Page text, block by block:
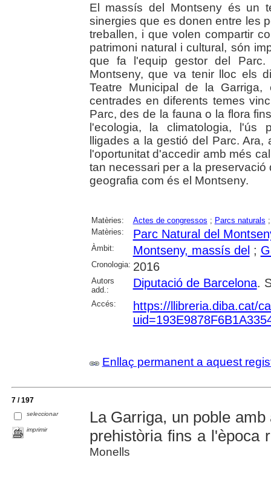
El massís del Montseny és un
sinergies que es donen entre les
treballen, i que volen compartir
patrimoni natural i cultural, són
que fa l'equip gestor del
Montseny, que va tenir lloc els
Teatre Municipal de la
centrades en diferents temes
Parc, des de la fauna o la flora
l'ecologia, la climatologia, l'ús
lligades a la gestió del Parc.
l'oportunitat d'accedir amb més
tan necessari per a la
geografia com és el Montseny.
Matèries: Actes de congressos ; Parcs naturals
Matèries:
Parc Natural del
Àmbit: Montseny, massís del;
Cronologia: 2016
Autors
add.:
Diputació de Barcelona.
Accés:
https://llibreria.diba.cat/
Enllaç permanent a aquest
7 / 197
seleccionar
imprimir
La Garriga, un poble
prehistòria fins a l'època
Monells